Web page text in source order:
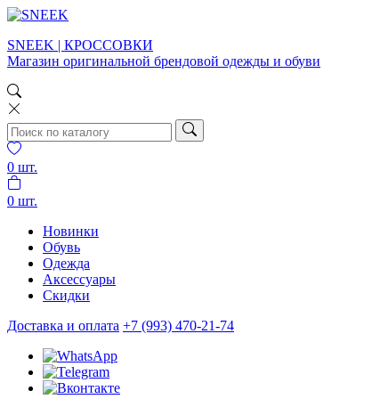
SNEEK | КРОССОВКИ
Магазин оригинальной брендовой одежды и обуви
0 шт.
0 шт.
Новинки
Обувь
Одежда
Аксессуары
Скидки
Доставка и оплата +7 (993) 470-21-74